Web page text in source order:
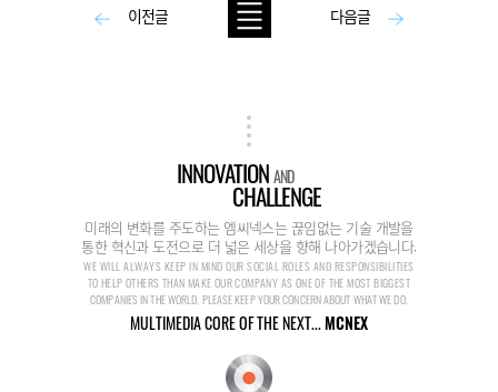
이전글 다음글
INNOVATIONAND
CHALLENGE
미래의 변화를 주도하는 엠씨넥스는 끊임없는 기술 개발을
통한 혁신과 도전으로 더 넓은 세상을 향해 나아가겠습니다.
WE WILL ALWAYS KEEP IN MIND OUR SOCIAL ROLES AND RESPONSIBILITIES
TO HELP OTHERS THAN MAKE OUR COMPANY AS ONE OF THE MOST BIGGEST
COMPANIES IN THE WORLD. PLEASE KEEP YOUR CONCERN ABOUT WHAT WE DO.
MULTIMEDIA CORE OF THE NEXT...MCNEX